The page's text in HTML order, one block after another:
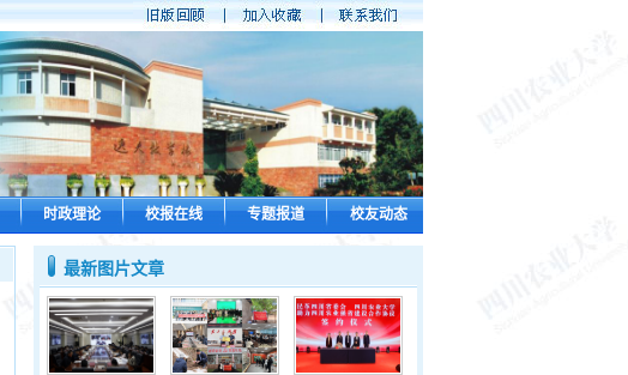
时政理论 校报在线 专题报道 校友动态
最新图片文章